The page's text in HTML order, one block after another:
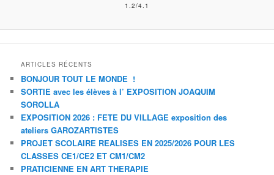
1.2/4.1
ARTICLES RÉCENTS
BONJOUR TOUT LE MONDE !
SORTIE avec les élèves à l’ EXPOSITION JOAQUIM
SOROLLA
EXPOSITION 2026 : FETE DU VILLAGE exposition des
ateliers GAROZARTISTES
PROJET SCOLAIRE REALISES EN 2025/2026 POUR LES
CLASSES CE1/CE2 ET CM1/CM2
PRATICIENNE EN ART THERAPIE